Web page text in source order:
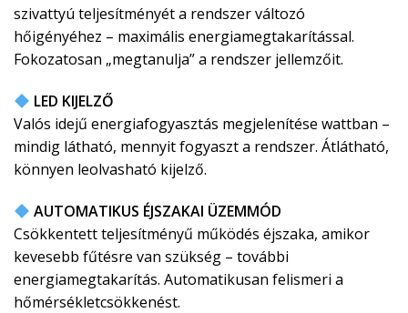
szivattyú teljesítményét a rendszer változó
hőigényéhez – maximális energiamegtakarítással.
Fokozatosan „megtanulja” a rendszer jellemzőit.
LED KIJELZŐ
Valós idejű energiafogyasztás megjelenítése wattban –
mindig látható, mennyit fogyaszt a rendszer. Átlátható,
könnyen leolvasható kijelző.
AUTOMATIKUS ÉJSZAKAI ÜZEMMÓD
Csökkentett teljesítményű működés éjszaka, amikor
kevesebb fűtésre van szükség – további
energiamegtakarítás. Automatikusan felismeri a
hőmérsékletcsökkenést.